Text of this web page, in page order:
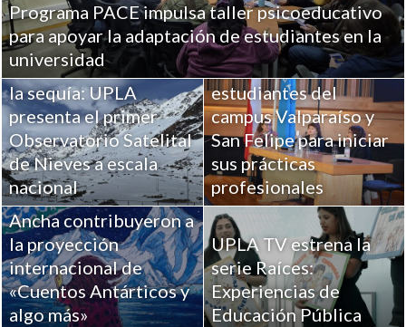
Programa PACE impulsa taller psicoeducativo
para apoyar la adaptación de estudiantes en la
universidad
Ciencia para combatir
la sequía: UPLA
presenta el primer
Observatorio Satelital
de Nieves a escala
nacional
UPLA entrega
herramientas clave a
más de 100
estudiantes del
campus Valparaíso y
San Felipe para iniciar
sus prácticas
profesionales
Académicos de la
Universidad de Playa
Ancha contribuyeron a
la proyección
internacional de
«Cuentos Antárticos y
algo más»
UPLA TV estrena la
serie Raíces:
Experiencias de
Educación Pública